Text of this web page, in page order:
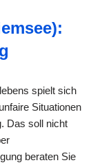
spielt sich
Situationen
Das soll nicht
beraten Sie